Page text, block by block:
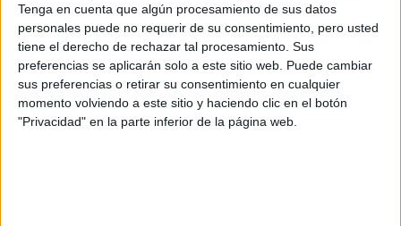
Tenga en cuenta que algún procesamiento de sus datos
personales puede no requerir de su consentimiento, pero usted
tiene el derecho de rechazar tal procesamiento. Sus
preferencias se aplicarán solo a este sitio web. Puede cambiar
sus preferencias o retirar su consentimiento en cualquier
momento volviendo a este sitio y haciendo clic en el botón
"Privacidad" en la parte inferior de la página web.
La universidad - un mundo Magisterio de Educación Primaria